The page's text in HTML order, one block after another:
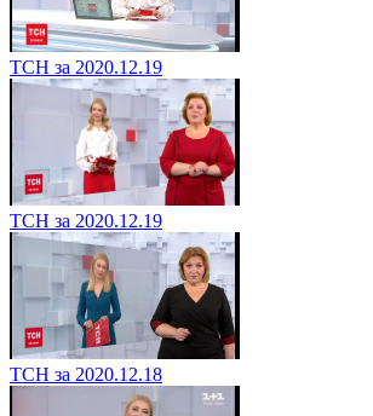
ТСН за 2020.12.19
ТСН за 2020.12.19
ТСН за 2020.12.18